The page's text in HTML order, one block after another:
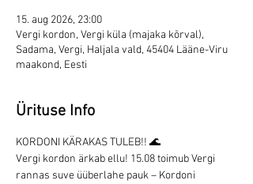
15. aug 2026, 23:00
Vergi kordon, Vergi küla (majaka kõrval),
Sadama, Vergi, Haljala vald, 45404 Lääne-Viru
maakond, Eesti
Ürituse Info
KORDONI KÄRAKAS TULEB!! 🌊
Vergi kordon ärkab ellu! 15.08 toimub Vergi
rannas suve üüberlahe pauk – Kordoni